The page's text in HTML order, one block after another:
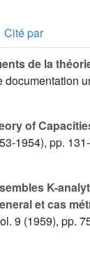
Cité par
de la
documentation
of
1954), pp.
K-
et cas
9 (1959), pp.